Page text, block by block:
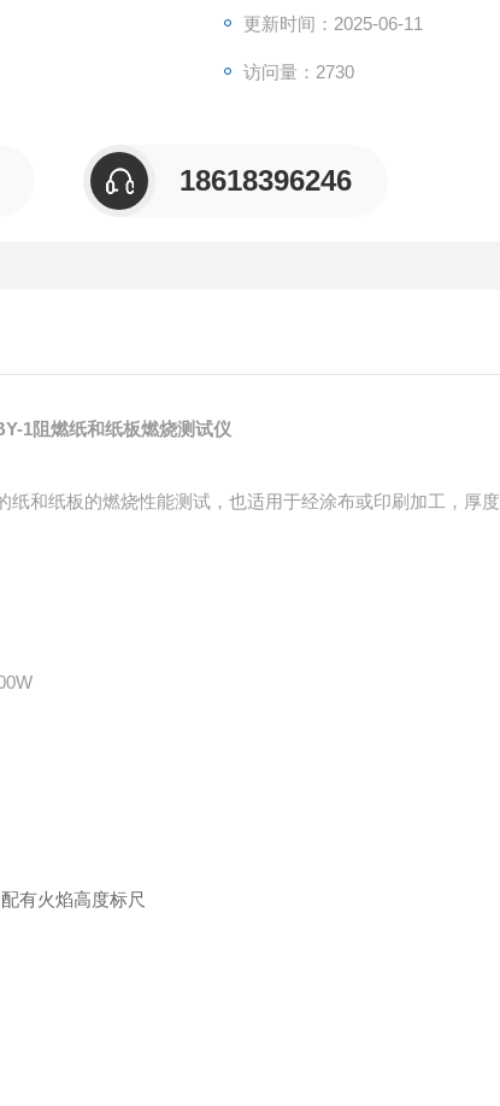
更新时间：2025-06-11
访问量：2730
18618396246
1阻燃纸和纸板燃烧测试仪
纸和纸板的燃烧性能测试，也适用于经涂布或印刷加工，厚度
有火焰高度标尺